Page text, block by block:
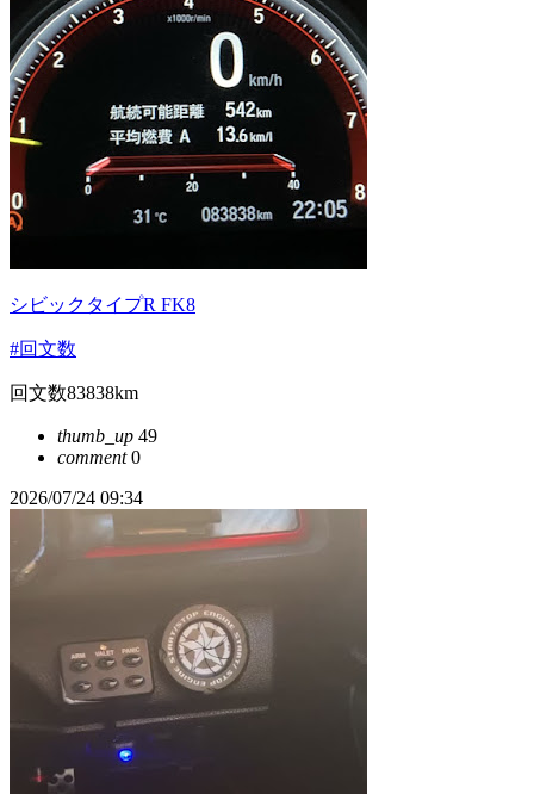
シビックタイプR FK8
#回文数
回文数83838km
thumb_up 49
comment0
2026/07/24 09:34